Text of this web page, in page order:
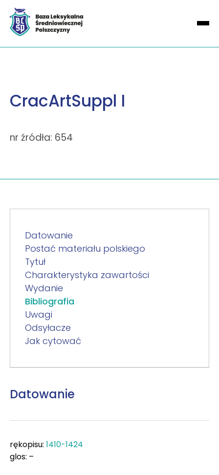
CracArtSuppl I
nr źródła: 654
Datowanie
Postać materiału polskiego
Tytuł
Charakterystyka zawartości
Wydanie
Bibliografia
Uwagi
Odsyłacze
Jak cytować
Datowanie
rękopisu: 1410-1424
glos: –